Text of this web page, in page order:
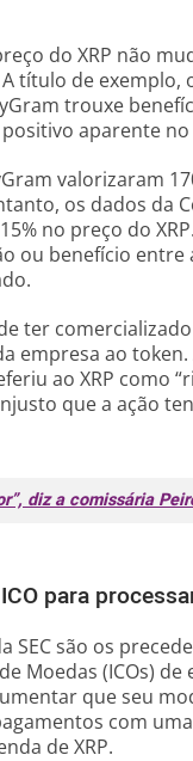
do XRP não
título de
trouxe
aparente no
valorizaram
os dados
no preço do
ou benefício entre
ter
empresa ao
ao XRP como
que a ação
diz a comissária
para
são os
Moedas (ICOs)
que seu
com
de XRP.